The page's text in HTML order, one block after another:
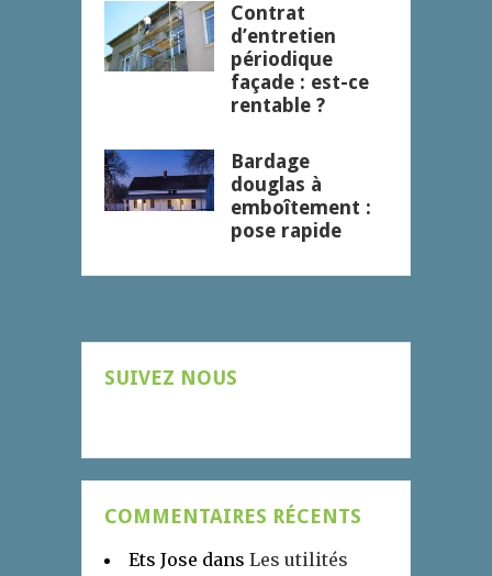
Contrat
d’entretien
périodique
façade : est-ce
rentable ?
Bardage
douglas à
emboîtement :
pose rapide
SUIVEZ NOUS
COMMENTAIRES RÉCENTS
Ets Jose dans Les utilités